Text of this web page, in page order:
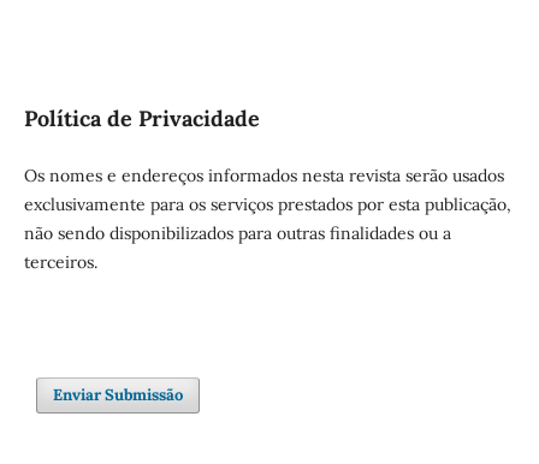
Política de Privacidade
Os nomes e endereços informados nesta revista serão usados
exclusivamente para os serviços prestados por esta publicação,
não sendo disponibilizados para outras finalidades ou a
terceiros.
Enviar Submissão